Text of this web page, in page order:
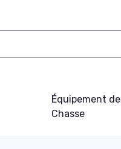
Équipement de
Chasse